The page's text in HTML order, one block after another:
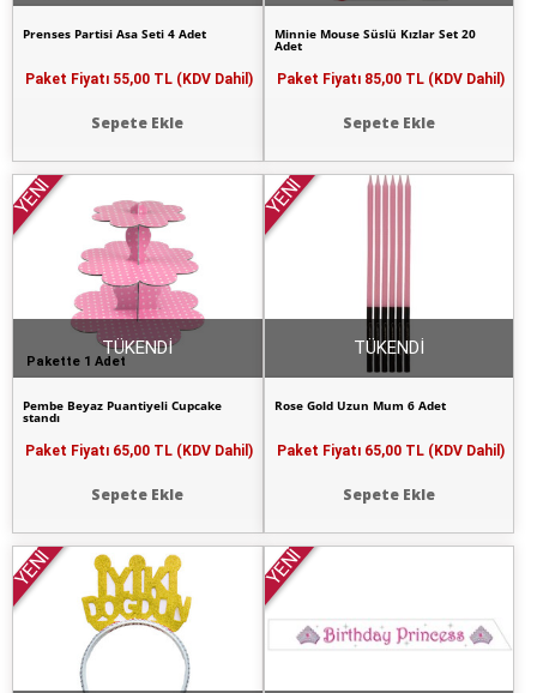
Prenses Partisi Asa Seti 4 Adet
Paket Fiyatı 55,00 TL (KDV Dahil)
Sepete Ekle
Minnie Mouse Süslü Kızlar Set 20
Adet
Paket Fiyatı 85,00 TL (KDV Dahil)
Sepete Ekle
Pakette 1 Adet
YENİ
Pembe Beyaz Puantiyeli Cupcake
standı
Paket Fiyatı 65,00 TL (KDV Dahil)
Sepete Ekle
TÜKENDİ
YENİ
Rose Gold Uzun Mum 6 Adet
Paket Fiyatı 65,00 TL (KDV Dahil)
Sepete Ekle
TÜKENDİ
YENİ YENİ